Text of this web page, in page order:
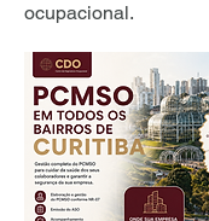
ocupacional.